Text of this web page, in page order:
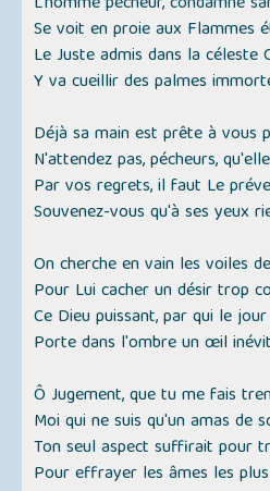
Se voit en proie aux Flammes
Le Juste admis dans la céleste
Y va cueillir des palmes
Déjà sa main est prête à vous
N'attendez pas, pécheurs,
Par vos regrets, il faut Le
Souvenez-vous qu'à ses yeux
On cherche en vain les voiles
Pour Lui cacher un désir trop
Ce Dieu puissant, par qui le
Porte dans l'ombre un œil
Ô Jugement, que tu me fais
Moi qui ne suis qu'un amas de
Ton seul aspect suffirait pour
Pour effrayer les âmes les